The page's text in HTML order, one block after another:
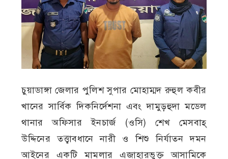
চুয়াডাঙ্গা জেলার পুলিশ সুপার মোহাম্মদ রুহুল কবীর
খানের সার্বিক দিকনির্দেশনা এবং দামুড়হুদা মডেল
থানার অফিসার ইনচার্জ (ওসি) শেখ মেসবাহ্
উদ্দিনের তত্ত্বাবধানে নারী ও শিশু নির্যাতন দমন
আইনের একটি মামলার এজাহারভুক্ত আসামিকে